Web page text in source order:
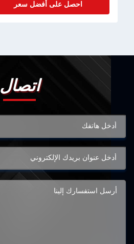
احصل على أفضل سعر
اتصال